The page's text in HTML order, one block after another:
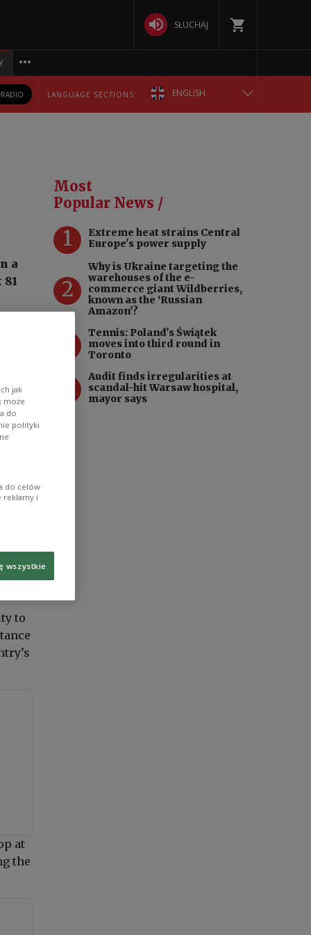
SŁUCHAJ
RADIO LANGUAGE SECTIONS: ENGLISH
РУССКИЙ
УКРАЇНСЬКА
a
to
at
the
Most
Popular News /
1
Extreme heat strains Central
Europe's power supply
2
Why is Ukraine targeting the
warehouses of the e-
commerce giant Wildberries,
known as the ‘Russian
Amazon’?
Tennis: Poland's Świątek
moves into third round in
Toronto
Audit finds irregularities at
scandal-hit Warsaw hospital,
mayor says
jak
może
do
polityki
do celów
reklamy i
wszystkie